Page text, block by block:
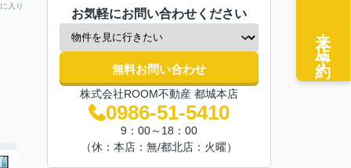
入り
お気軽にお問い合わせください
無料お問い合わせ
株式会社ROOM不動産 都城本店
0986-51-5410
9：00～18：00
（休：本店：無/都北店：火曜）
来店予約